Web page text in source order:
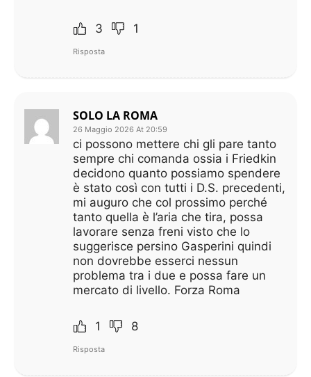
3 1
Risposta
SOLO LA ROMA
26 Maggio 2026 At 20:59
ci possono mettere chi gli pare tanto
sempre chi comanda ossia i Friedkin
decidono quanto possiamo spendere
è stato così con tutti i D.S. precedenti,
mi auguro che col prossimo perché
tanto quella è l’aria che tira, possa
lavorare senza freni visto che lo
suggerisce persino Gasperini quindi
non dovrebbe esserci nessun
problema tra i due e possa fare un
mercato di livello. Forza Roma
1 8
Risposta